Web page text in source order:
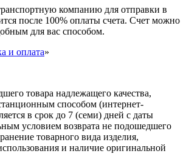
компанию для отправки в
после 100% оплаты счета. Счет можно
для вас способом.
и оплата»
товара надлежащего качества,
способом (интернет-
в срок до 7 (семи) дней с даты
условием возврата не подошедшего
товарного вида изделия,
и наличие оригинальной